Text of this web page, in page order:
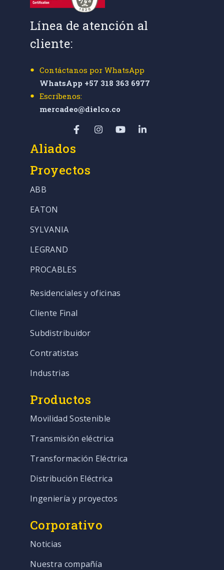
Línea de atención al
cliente:
Contáctanos por WhatsApp
WhatsApp +57 318 363 6977
Escríbenos:
mercadeo@dielco.co
Aliados
Proyectos
ABB
EATON
SYLVANIA
LEGRAND
PROCABLES
Residenciales y oficinas
Cliente Final
Subdistribuidor
Contratistas
Industrias
Productos
Movilidad Sostenible
Transmisión eléctrica
Transformación Eléctrica
Distribución Eléctrica
Ingeniería y proyectos
Corporativo
Noticias
Nuestra compañía